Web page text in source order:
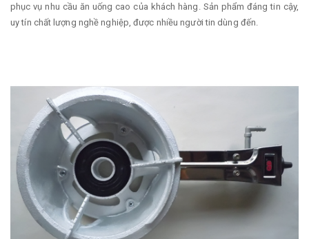
phục vụ nhu cầu ăn uống cao của khách hàng. Sản phẩm đáng tin cậy,
uy tín chất lượng nghề nghiệp, được nhiều người tin dùng đến.